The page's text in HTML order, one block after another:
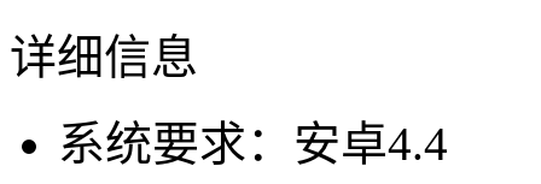
详细信息
系统要求：安卓4.4